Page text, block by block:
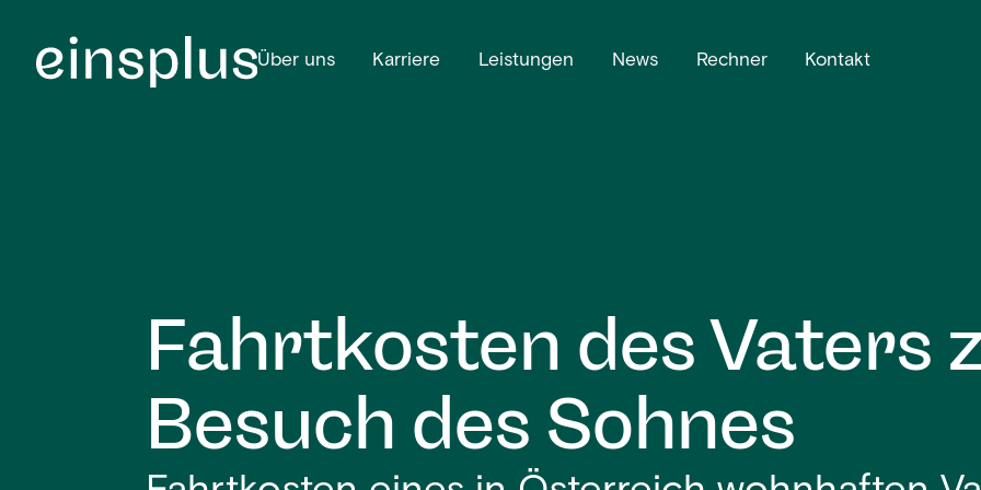
Über uns Karriere Leistungen News Rechner Kontakt
Fahrtkosten des Vaters
Besuch des Sohnes